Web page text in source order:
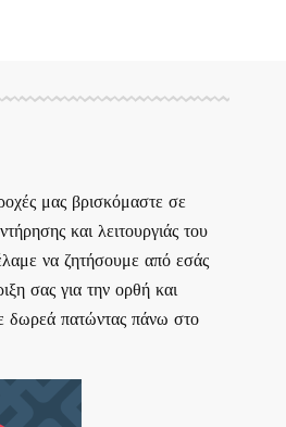
μας βρισκόμαστε σε
και λειτουργιάς του
να ζητήσουμε από εσάς
σας για την ορθή και
δωρεά πατώντας πάνω στο